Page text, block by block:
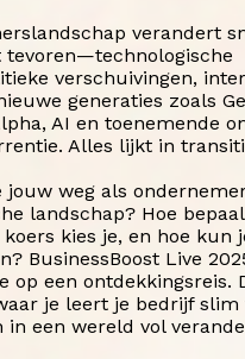
verandert
tevoren—technologische
verschuivingen,
generaties zoals
AI en toenemende
Alles lijkt in
jouw weg als
landschap? Hoe
kies je, en hoe kun
BusinessBoost Live
op een ontdekkingsreis.
je leert je bedrijf slim
in een wereld vol